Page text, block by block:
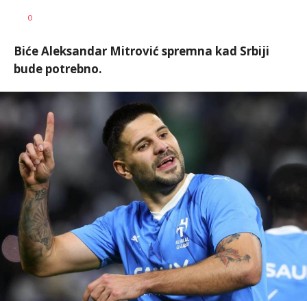
AUTOR
0
Biće Aleksandar Mitrović spremna kad Srbiji
bude potrebno.